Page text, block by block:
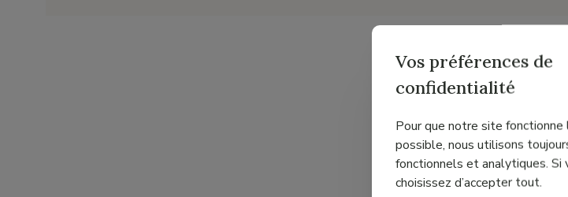
Vos préférences de
confidentialité
Pour que notre site fonctionne
possible, nous utilisons
fonctionnels et analytiques. Si
choisissez d’accepter tout.